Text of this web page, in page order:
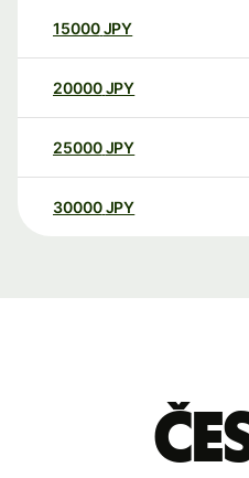
15000 JPY
20000 JPY
25000 JPY
30000 JPY